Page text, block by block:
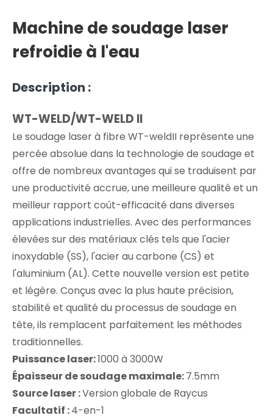
Machine de soudage laser
refroidie à l'eau
Description :
WT-WELD/WT-WELD II
Le soudage laser à fibre WT-weldII représente une
percée absolue dans la technologie de soudage et
offre de nombreux avantages qui se traduisent par
une productivité accrue, une meilleure qualité et un
meilleur rapport coût-efficacité dans diverses
applications industrielles. Avec des performances
élevées sur des matériaux clés tels que l'acier
inoxydable (SS), l'acier au carbone (CS) et
l'aluminium (AL). Cette nouvelle version est petite
et légère. Conçus avec la plus haute précision,
stabilité et qualité du processus de soudage en
tête, ils remplacent parfaitement les méthodes
traditionnelles.
Puissance laser:1000 à 3000W
Épaisseur de soudage maximale:7.5mm
Source laser :Version globale de Raycus
Facultatif :4-en-1